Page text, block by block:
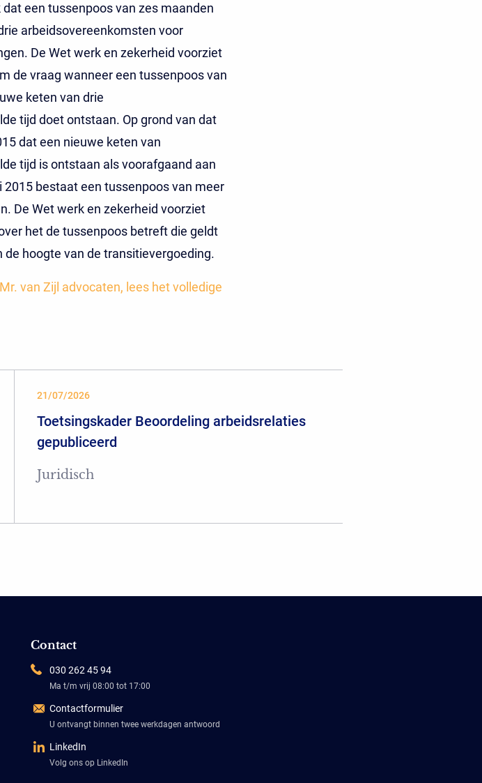
een tussenpoos van zes maanden
arbeidsovereenkomsten voor
De Wet werk en zekerheid voorziet
de vraag wanneer een tussenpoos van
keten van drie
tijd doet ontstaan. Op grond van dat
dat een nieuwe keten van
tijd is ontstaan als voorafgaand aan
bestaat een tussenpoos van meer
De Wet werk en zekerheid voorziet
het de tussenpoos betreft die geldt
de hoogte van de transitievergoeding.
van Zijl advocaten, lees het volledige
21/07/2026
Toetsingskader Beoordeling arbeidsrelaties
gepubliceerd
Juridisch
Contact
030 262 45 94
Ma t/m vrij 08:00 tot 17:00
Contactformulier
U ontvangt binnen twee werkdagen antwoord
LinkedIn
Volg ons op LinkedIn